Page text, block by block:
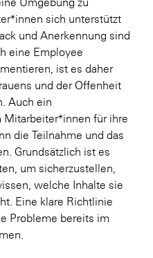
sich unterstützt
und Anerkennung sind
eine Employee
ist es daher
und der Offenheit
Auch ein
für ihre
die Teilnahme und das
Grundsätzlich ist es
um sicherzustellen,
welche Inhalte sie
Eine klare Richtlinie
Probleme bereits im